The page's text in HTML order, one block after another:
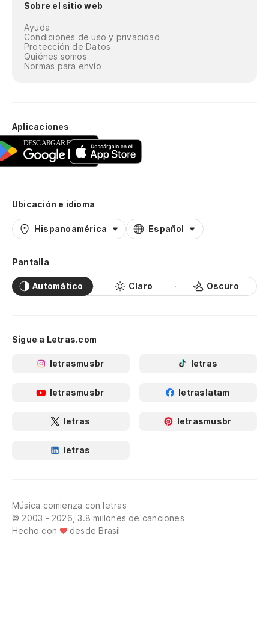
Sobre el sitio web
Ayuda
Condiciones de uso y privacidad
Protección de Datos
Quiénes somos
Normas para envío
Aplicaciones
Ubicación e idioma
Hispanoamérica Español
Pantalla
Automático Claro Oscuro
Sigue a Letras.com
letrasmusbr letras
letrasmusbr letraslatam
letras letrasmusbr
letras
Música comienza con letras
© 2003 - 2026, 3.8 millones de canciones
Hecho con
desde Brasil